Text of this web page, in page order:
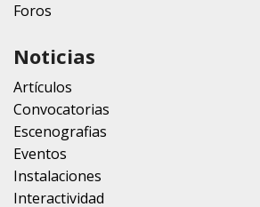
Foros
Noticias
Artículos
Convocatorias
Escenografias
Eventos
Instalaciones
Interactividad